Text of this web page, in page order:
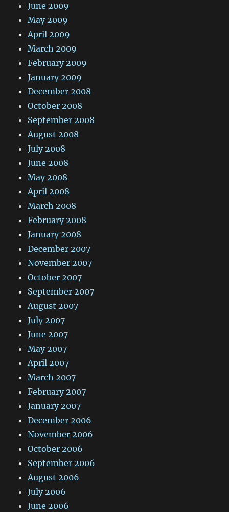
June 2009
May 2009
April 2009
March 2009
February 2009
January 2009
December 2008
October 2008
September 2008
August 2008
July 2008
June 2008
May 2008
April 2008
March 2008
February 2008
January 2008
December 2007
November 2007
October 2007
September 2007
August 2007
July 2007
June 2007
May 2007
April 2007
March 2007
February 2007
January 2007
December 2006
November 2006
October 2006
September 2006
August 2006
July 2006
June 2006